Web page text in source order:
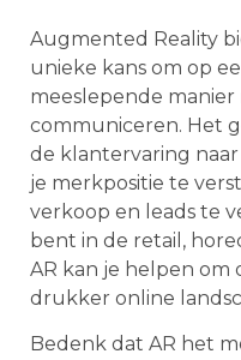
Augmented Reality
unieke kans om op
meeslepende
communiceren. Het
de klantervaring
je merkpositie te
verkoop en leads te
bent in de retail,
AR kan je helpen om
drukker online
Bedenk dat AR het